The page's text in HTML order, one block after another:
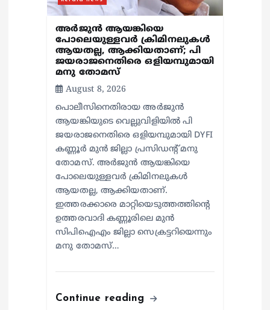
അർജുൻ ആയങ്കിയെ
പോലെയുള്ളവർ ക്രിമിനലുകൾ
ആയതല്ല, ആക്കിയതാണ്; പി
ജയരാജനെതിരെ ഒളിയമ്പുമായി
മനു തോമസ്
August 8, 2026
പൊലീസിനെതിരായ അർജുൻ
ആയങ്കിയുടെ വെല്ലുവിളിയിൽ പി
ജയരാജനെതിരെ ഒളിയമ്പുമായി DYFI
കണ്ണൂർ മുൻ ജില്ലാ പ്രസിഡന്റ് മനു
തോമസ്. അർജുൻ ആയങ്കിയെ
പോലെയുള്ളവർ ക്രിമിനലുകൾ
ആയതല്ല, ആക്കിയതാണ്.
ഇത്തരക്കാരെ മാറ്റിയെടുത്തത്തിന്റെ
ഉത്തരവാദി കണ്ണൂരിലെ മുൻ
സിപിഐഎം ജില്ലാ സെക്രട്ടറിയെന്നും
മനു തോമസ്…
Continue reading